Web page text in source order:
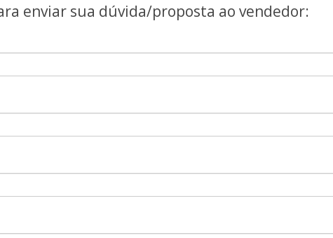
enviar sua dúvida/proposta ao vendedor: